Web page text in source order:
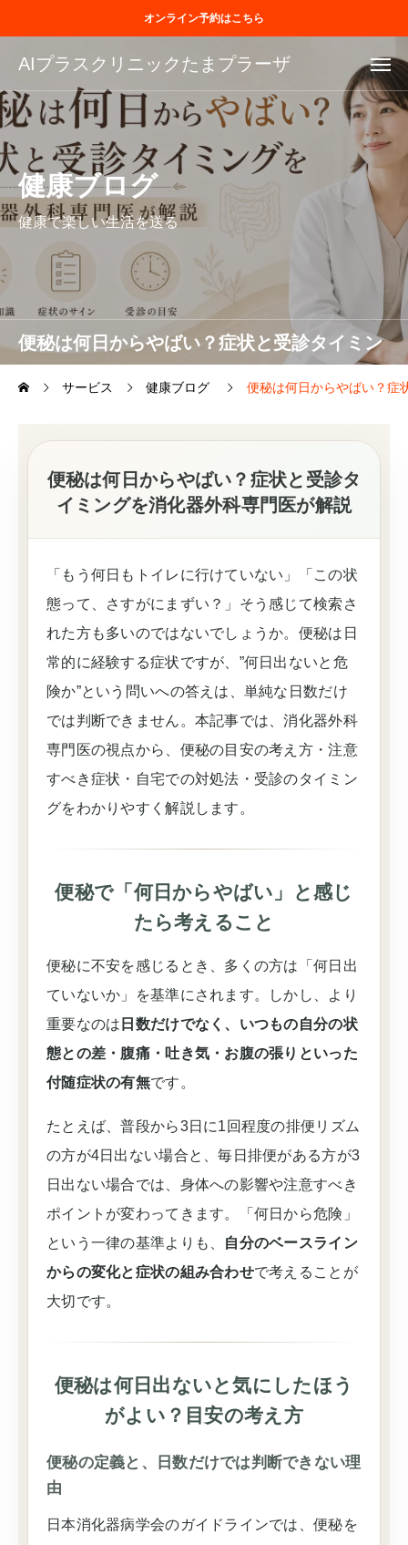
オンライン予約はこちら
AIプラスクリニックたまプラーザ
便秘は何日からやばい？症状と受診タイミン
グを消化器外科専門医が解説
健康ブログ
健康で楽しい生活を送る
サービス 健康ブログ 便秘は何日からやばい？症
便秘は何日からやばい？症状と受診タ
イミングを消化器外科専門医が解説
「もう何日もトイレに行けていない」「この状
態って、さすがにまずい？」そう感じて検索さ
れた方も多いのではないでしょうか。便秘は日
常的に経験する症状ですが、”何日出ないと危
険か”という問いへの答えは、単純な日数だけ
では判断できません。本記事では、消化器外科
専門医の視点から、便秘の目安の考え方・注意
すべき症状・自宅での対処法・受診のタイミン
グをわかりやすく解説します。
便秘で「何日からやばい」と感じ
たら考えること
便秘に不安を感じるとき、多くの方は「何日出
ていないか」を基準にされます。しかし、より
重要なのは 日数だけでなく、いつもの自分の状
態との差・腹痛・吐き気・お腹の張りといった
付随症状の有無です。
たとえば、普段から3日に1回程度の排便リズム
の方が4日出ない場合と、毎日排便がある方が3
日出ない場合では、身体への影響や注意すべき
ポイントが変わってきます。「何日から危険」
という一律の基準よりも、 自分のベースライン
からの変化と症状の組み合わせで考えることが
大切です。
便秘は何日出ないと気にしたほう
がよい？目安の考え方
便秘の定義と、日数だけでは判断できない理
由
日本消化器病学会のガイドラインでは、便秘を